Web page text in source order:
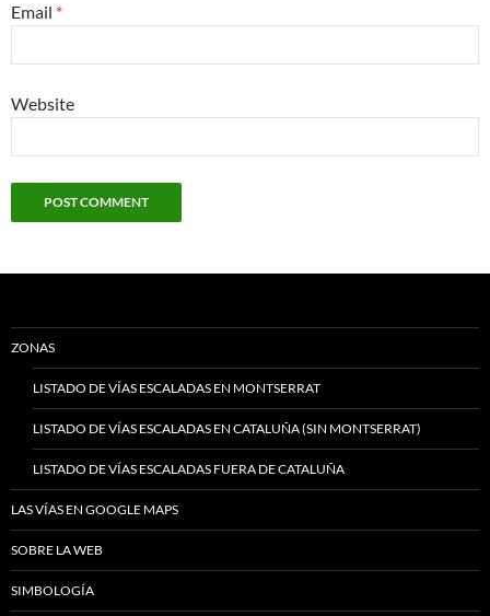
Email *
Website
ZONAS
LISTADO DE VÍAS ESCALADAS EN MONTSERRAT
LISTADO DE VÍAS ESCALADAS EN CATALUÑA (SIN MONTSERRAT)
LISTADO DE VÍAS ESCALADAS FUERA DE CATALUÑA
LAS VÍAS EN GOOGLE MAPS
SOBRE LA WEB
SIMBOLOGÍA